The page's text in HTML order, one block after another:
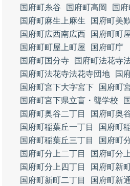
国府町糸谷
国府町高岡
国
国府町麻生上麻生
国府町美
国府町広西南広西
国府町町
国府町町屋上町屋
国府町庁
国府町国分寺
国府町法花寺
国府町法花寺法花寺団地
国
国府町宮下大字宮下
国府町
国府町宮下県立盲・聾学校
国府町奥谷二丁目
国府町奥
国府町稲葉丘一丁目
国府町
国府町稲葉丘三丁目
国府町
国府町分上二丁目
国府町分
国府町分上四丁目
国府町新
国府町新町二丁目
国府町新